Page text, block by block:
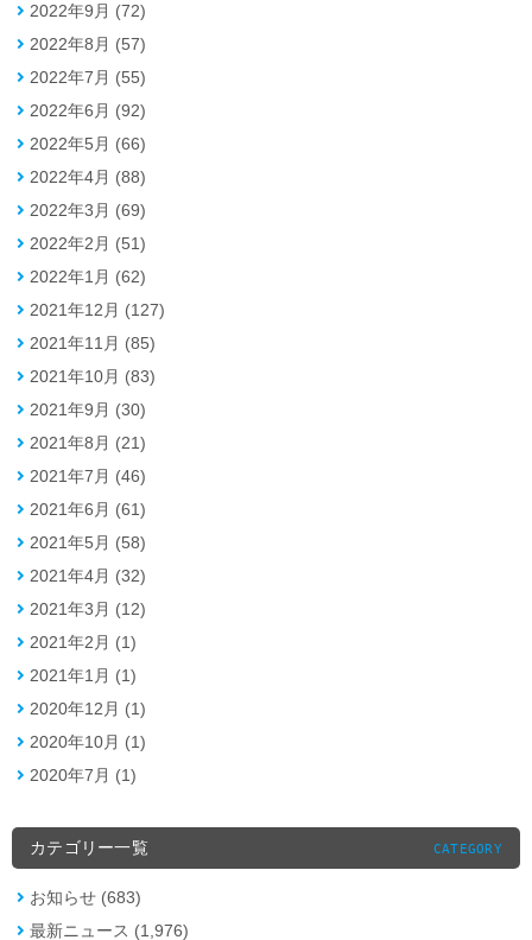
2022年9月 (72)
2022年8月 (57)
2022年7月 (55)
2022年6月 (92)
2022年5月 (66)
2022年4月 (88)
2022年3月 (69)
2022年2月 (51)
2022年1月 (62)
2021年12月 (127)
2021年11月 (85)
2021年10月 (83)
2021年9月 (30)
2021年8月 (21)
2021年7月 (46)
2021年6月 (61)
2021年5月 (58)
2021年4月 (32)
2021年3月 (12)
2021年2月 (1)
2021年1月 (1)
2020年12月 (1)
2020年10月 (1)
2020年7月 (1)
カテゴリー一覧 CATEGORY
お知らせ (683)
最新ニュース (1,976)